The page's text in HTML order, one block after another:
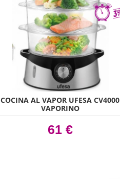
COCINA AL VAPOR UFESA CV4000
VAPORINO
61 €